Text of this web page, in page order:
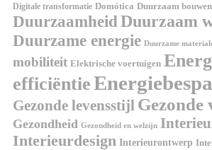
Digitale transformatie Domótica Duurzaam bouwen
Duurzaamheid Duurzaam
Duurzame energie Duurzame
mobiliteit Elektrische voertuigen
efficiëntie
Gezonde levensstijl Gezonde
Gezondheid Gezondheid en welzijn
Interieurdesign Interieurontwerp